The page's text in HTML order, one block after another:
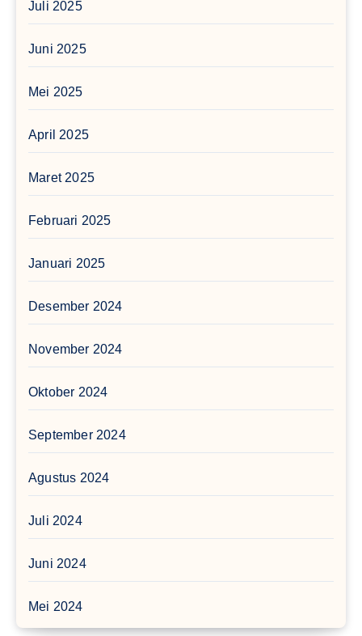
Juli 2025
Juni 2025
Mei 2025
April 2025
Maret 2025
Februari 2025
Januari 2025
Desember 2024
November 2024
Oktober 2024
September 2024
Agustus 2024
Juli 2024
Juni 2024
Mei 2024